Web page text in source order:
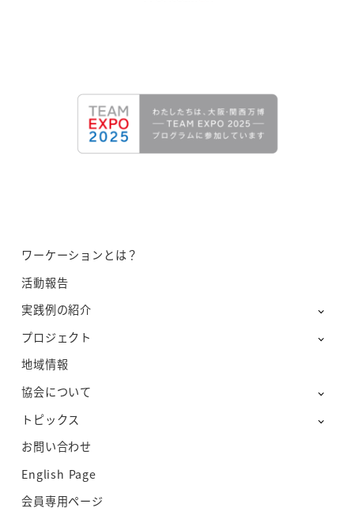
ワーケーションとは？
活動報告
実践例の紹介
プロジェクト
地域情報
協会について
トピックス
お問い合わせ
English Page
会員専用ページ